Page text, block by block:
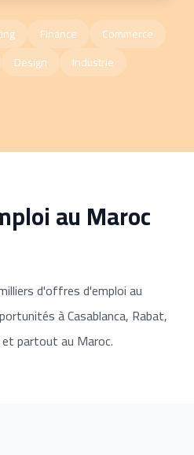
Finance
Commerce
Design Industrie
au Maroc
d'offres d'emploi au
à Casablanca, Rabat,
partout au Maroc.